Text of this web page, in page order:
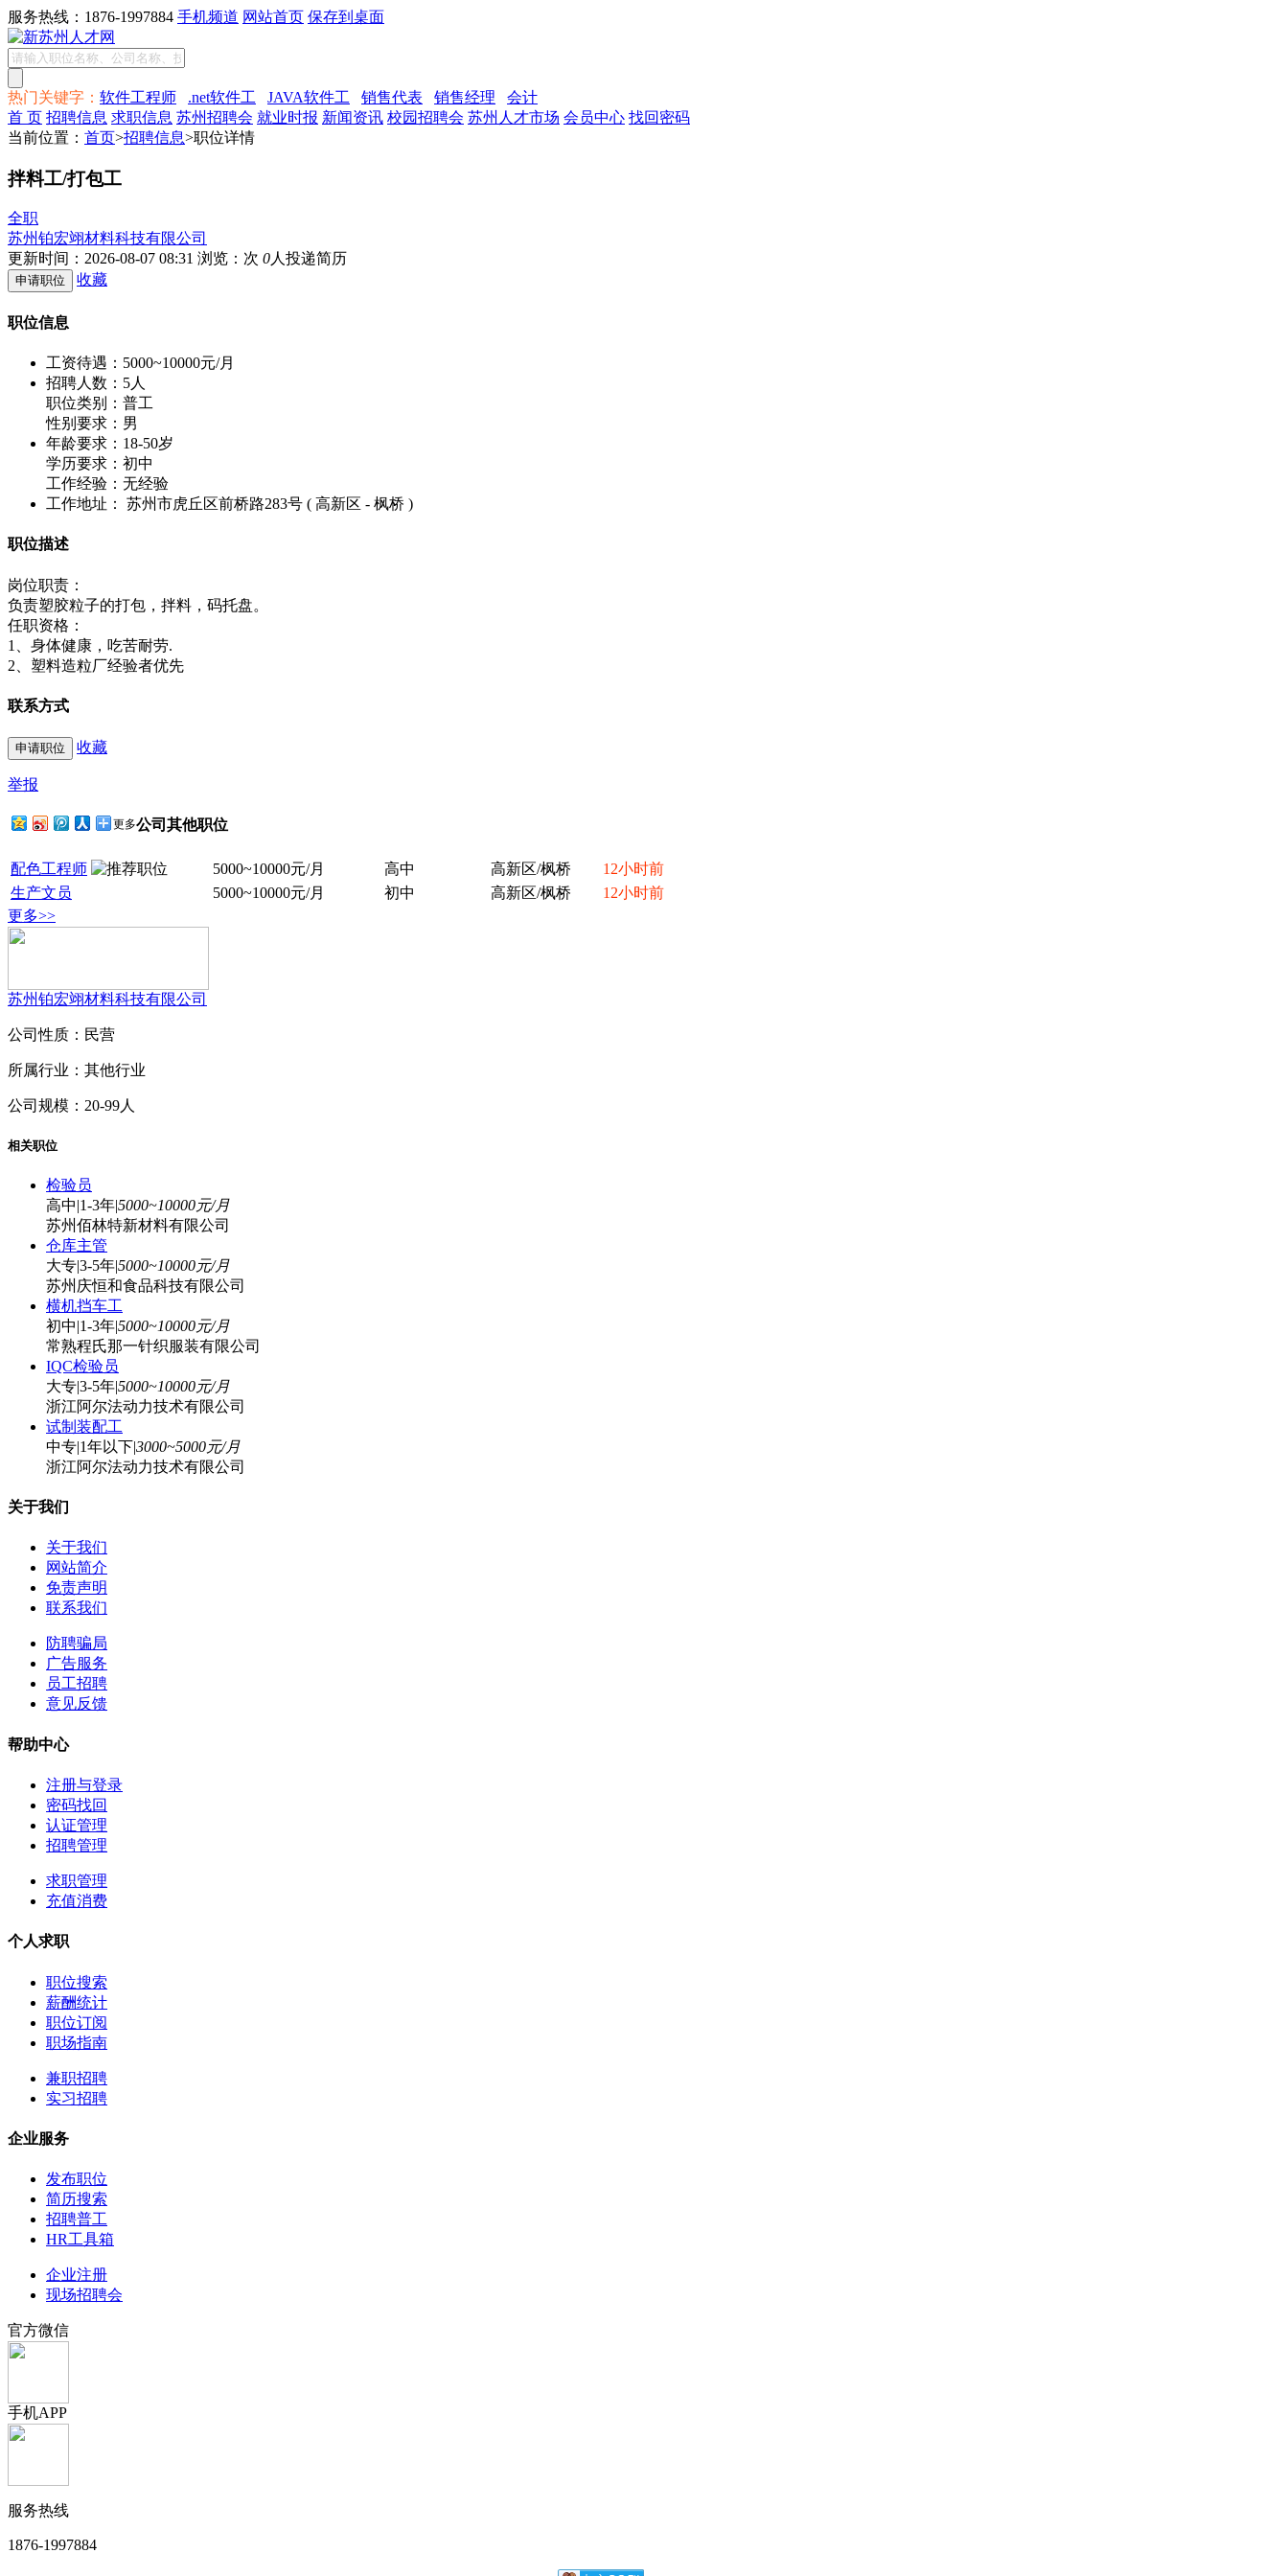
服务热线：1876-1997884 手机频道 网站首页 保存到桌面
热门关键字： 软件工程师 .net软件工 JAVA软件工 销售代表 销售经理
会计
首 页 招聘信息 求职信息 苏州招聘会 就业时报 新闻资讯 校园招聘会 苏州人才市场 会员中心 找回密码
当前位置： 首页>招聘信息>职位详情
拌料工/打包工
全职
苏州铂宏翊材料科技有限公司
更新时间：2026-08-07 08:31 浏览： 次 0人投递简历
收藏
职位信息
工资待遇： 5000~10000元/月
招聘人数：5人
职位类别：普工
性别要求：男
年龄要求：18-50岁
学历要求：初中
工作经验：无经验
工作地址： 苏州市虎丘区前桥路283号 ( 高新区 - 枫桥 )
职位描述
岗位职责：
负责塑胶粒子的打包，拌料，码托盘。
任职资格：
1、身体健康，吃苦耐劳.
2、塑料造粒厂经验者优先
联系方式
收藏
举报
更多公司其他职位
配色工程师 5000~10000元/月 高中 高新区/枫桥
12小时前
生产文员
5000~10000元/月 初中 高新区/枫桥
12小时前
更多>>
苏州铂宏翊材料科技有限公司
公司性质：民营
所属行业：其他行业
公司规模：20-99人
相关职位
检验员
高中|1-3年|5000~10000元/月
苏州佰林特新材料有限公司
仓库主管
大专|3-5年|5000~10000元/月
苏州庆恒和食品科技有限公司
横机挡车工
初中|1-3年|5000~10000元/月
常熟程氏那一针织服装有限公司
IQC检验员
大专|3-5年|5000~10000元/月
浙江阿尔法动力技术有限公司
试制装配工
中专|1年以下|3000~5000元/月
浙江阿尔法动力技术有限公司
关于我们
关于我们
网站简介
免责声明
联系我们
防聘骗局
广告服务
员工招聘
意见反馈
帮助中心
注册与登录
密码找回
认证管理
招聘管理
求职管理
充值消费
个人求职
职位搜索
薪酬统计
职位订阅
职场指南
兼职招聘
实习招聘
企业服务
发布职位
简历搜索
招聘普工
HR工具箱
企业注册
现场招聘会
官方微信
手机APP
服务热线
1876-1997884